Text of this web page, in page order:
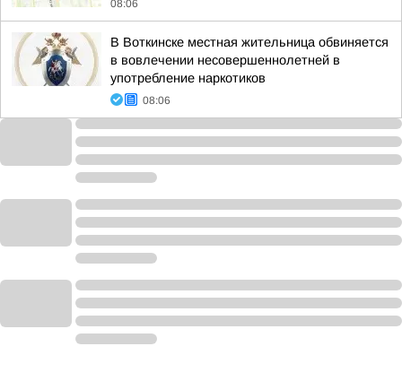
08:06
В Воткинске местная жительница обвиняется
в вовлечении несовершеннолетней в
употребление наркотиков
08:06